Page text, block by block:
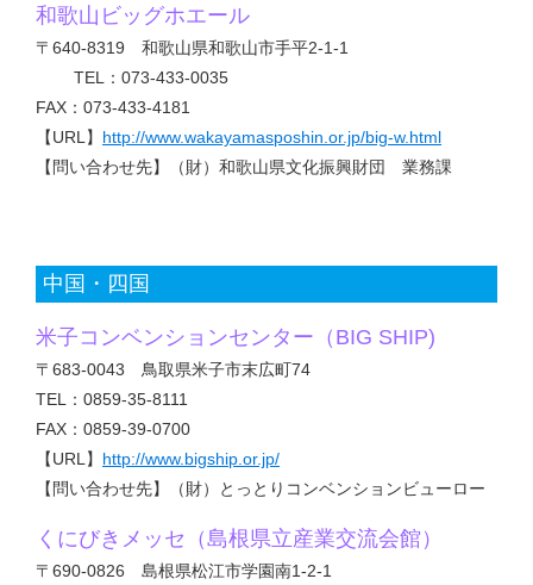
和歌山ビッグホエール
〒640-8319 和歌山県和歌山市手平2-1-1
TEL：073-433-0035
FAX：073-433-4181
【URL】 http://www.wakayamasposhin.or.jp/big-w.html
【問い合わせ先】（財）和歌山県文化振興財団 業務課
中国・四国
米子コンベンションセンター（BIG SHIP)
〒683-0043 鳥取県米子市末広町74
TEL：0859-35-8111
FAX：0859-39-0700
【URL】 http://www.bigship.or.jp/
【問い合わせ先】（財）とっとりコンベンションビューロー
くにびきメッセ（島根県立産業交流会館）
〒690-0826 島根県松江市学園南1-2-1